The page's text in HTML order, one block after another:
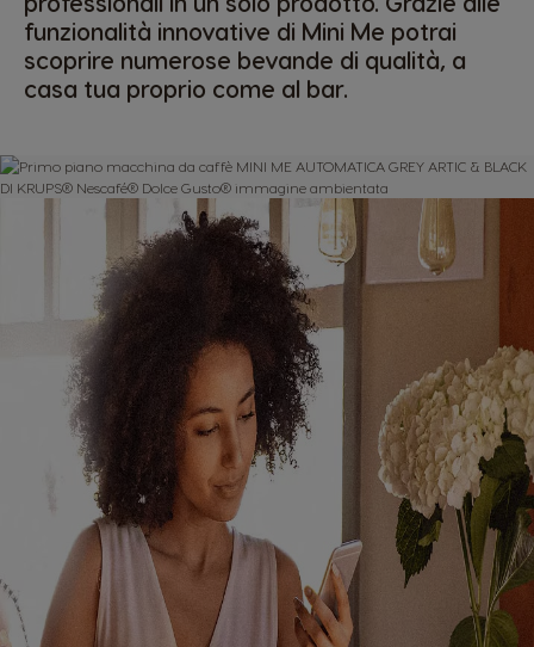
funzionalità innovative di Mini Me potrai
scoprire numerose bevande di qualità, a
casa tua proprio come al bar.